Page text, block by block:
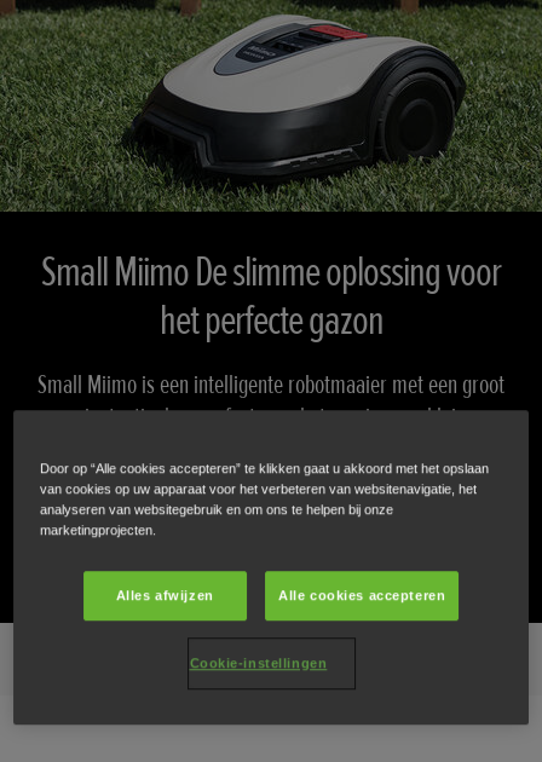
Small Miimo De slimme oplossing voor
het perfecte gazon
Small Miimo is een intelligente robotmaaier met een groot
maaipotentieel en perfect voor het maaien van kleinere
Alle eigenschappen
Door op “Alle cookies accepteren” te klikken gaat u akkoord met het opslaan
van cookies op uw apparaat voor het verbeteren van websitenavigatie, het
analyseren van websitegebruik en om ons te helpen bij onze
marketingprojecten.
Alles afwijzen Alle cookies accepteren
Cookie-instellingen